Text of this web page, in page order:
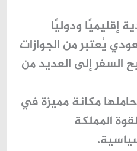
إقليميًا ودوليًا
يُعتبر من الجوازات
السفر إلى العديد من
مكانة مميزة في
المملكة